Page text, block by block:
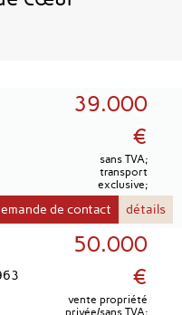
39.000
€
sans TVA;
transport
exclusive;
détails
de contact
50.000
€
vente propriété
privée/sans TVA;